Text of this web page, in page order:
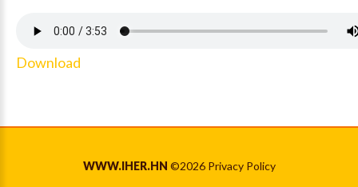
Download
WWW.IHER.HN ©2026 Privacy Policy